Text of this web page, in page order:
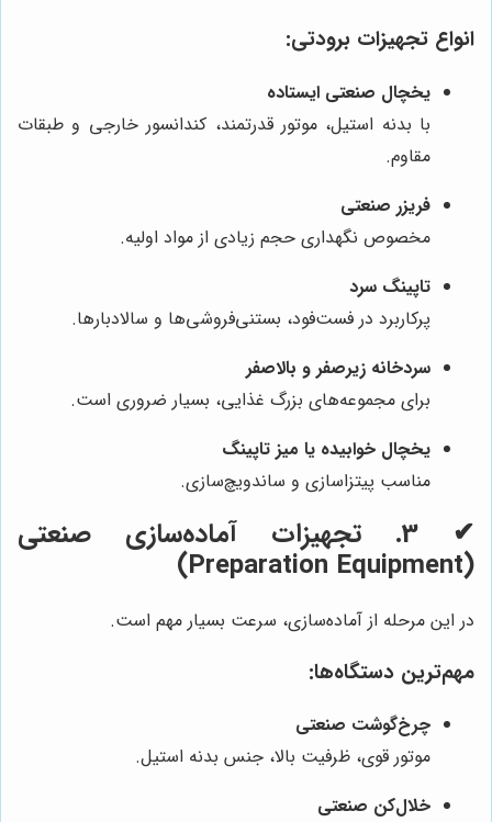
انواع تجهیزات برودتی:
یخچال صنعتی ایستاده
با بدنه استیل، موتور قدرتمند، کندانسور خارجی و طبقات
مقاوم.
فریزر صنعتی
مخصوص نگهداری حجم زیادی از مواد اولیه.
تاپینگ سرد
پرکاربرد در فست‌فود، بستنی‌فروشی‌ها و سالادبارها.
سردخانه زیرصفر و بالاصفر
برای مجموعه‌های بزرگ غذایی، بسیار ضروری است.
یخچال خوابیده یا میز تاپینگ
مناسب پیتزاسازی و ساندویچ‌سازی.
✔ 3. تجهیزات آماده‌سازی صنعتی
(Preparation Equipment)
در این مرحله از آماده‌سازی، سرعت بسیار مهم است.
مهم‌ترین دستگاه‌ها:
چرخ‌گوشت صنعتی
موتور قوی، ظرفیت بالا، جنس بدنه استیل.
خلال‌کن صنعتی